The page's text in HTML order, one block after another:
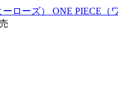
ローズ） ONE PIECE（